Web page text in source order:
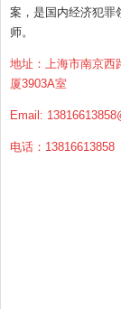
案，是国内经济犯罪
师。
地址：上海市南京西
厦3903A室
Email:
电话：13816613858